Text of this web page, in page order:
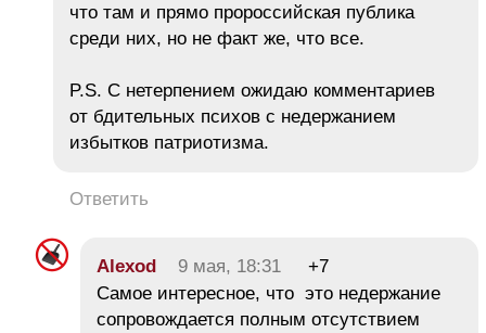
что там и прямо пророссийская публика
среди них, но не факт же, что все.
P.S. С нетерпением ожидаю комментариев
от бдительных психов с недержанием
избытков патриотизма.
Ответить
Alexod 9 мая, 18:31
+7
Самое интересное, что это недержание
сопровождается полным отсутствием